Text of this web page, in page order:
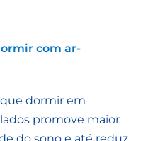
com ar-
dormir em
promove maior